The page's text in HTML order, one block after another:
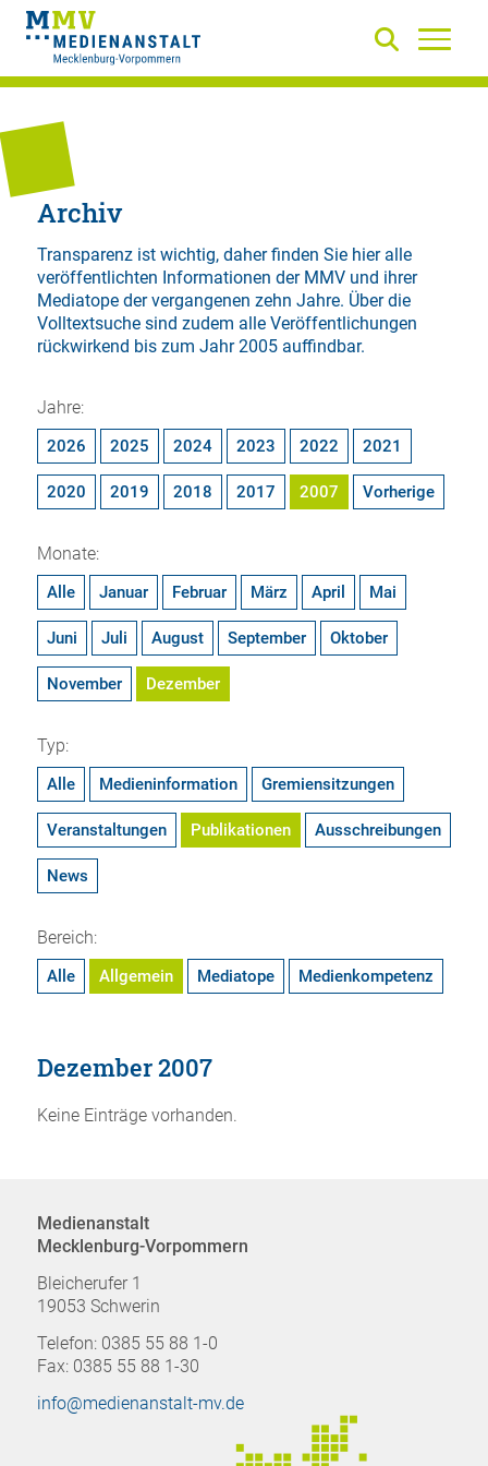
Archiv
Transparenz ist wichtig, daher finden Sie hier alle
veröffentlichten Informationen der MMV und ihrer
Mediatope der vergangenen zehn Jahre. Über die
Volltextsuchesind zudem alle Veröffentlichungen
rückwirkend bis zum Jahr 2005 auffindbar.
Jahre:
2026 2025 2024 2023 2022 2021
2020 2019 2018 2017 2007 Vorherige
Monate:
Alle Januar Februar März April Mai
Juni Juli August September Oktober
November Dezember
Typ:
Alle Medieninformation Gremiensitzungen
Veranstaltungen Publikationen Ausschreibungen
News
Bereich:
Alle Allgemein Mediatope Medienkompetenz
Dezember 2007
Keine Einträge vorhanden.
Medienanstalt
Mecklenburg-Vorpommern
Bleicherufer 1
19053 Schwerin
Telefon: 0385 55 88 1-0
Fax: 0385 55 88 1-30
info@medienanstalt-mv.de